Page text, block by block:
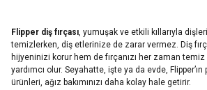
Flipper diş fırçası, yumuşak ve etkili kıllarıyla
temizlerken, diş etlerinize de zarar vermez. Diş
hijyeninizi korur hem de fırçanızı her zaman
yardımcı olur. Seyahatte, işte ya da evde, Flipper’ın
ürünleri, ağız bakımınızı daha kolay hale getirir.